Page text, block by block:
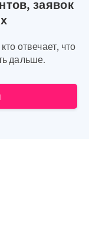
заявок
отвечает, что
дальше.